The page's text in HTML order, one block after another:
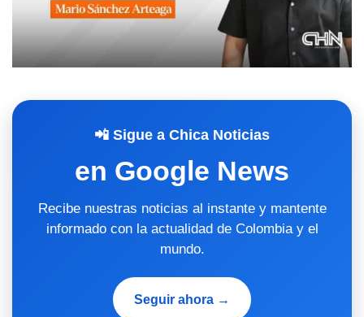
📲 Sigue a Chica Noticias
en Google News
Recibe nuestras noticias al instante y mantente
informado con la actualidad de Colombia y el
mundo.
Seguir ahora →